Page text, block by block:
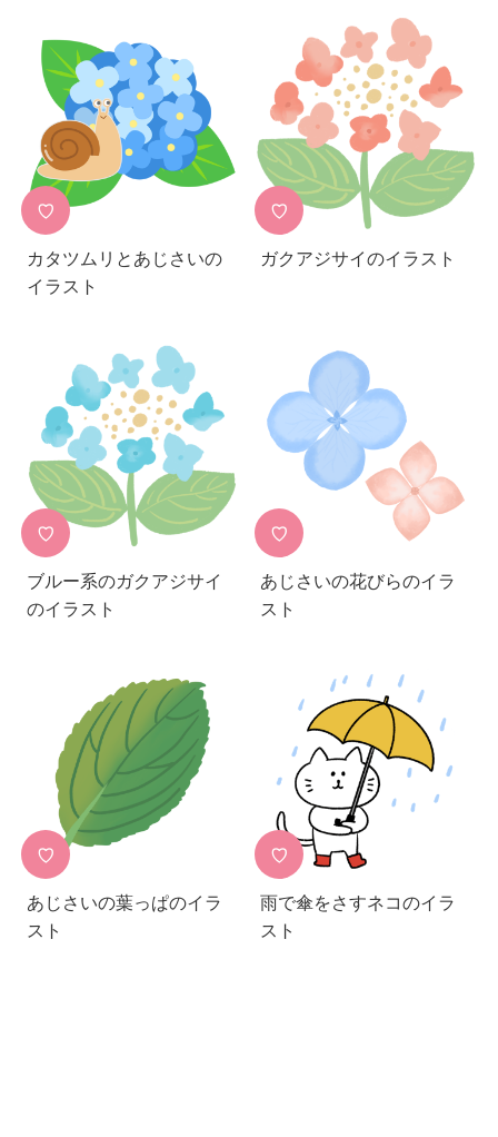
♡
カタツムリとあじさいの
イラスト
♡
ガクアジサイのイラスト
♡
ブルー系のガクアジサイ
のイラスト
♡
あじさいの花びらのイラ
スト
♡
あじさいの葉っぱのイラ
スト
♡
雨で傘をさすネコのイラ
スト